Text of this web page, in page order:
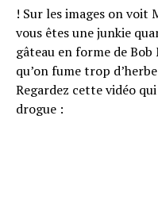
! Sur les images on voit
vous êtes une junkie
gâteau en forme de
qu’on fume trop
Regardez cette vidéo
drogue :